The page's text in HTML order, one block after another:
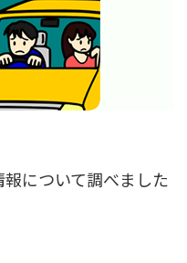
について調べました